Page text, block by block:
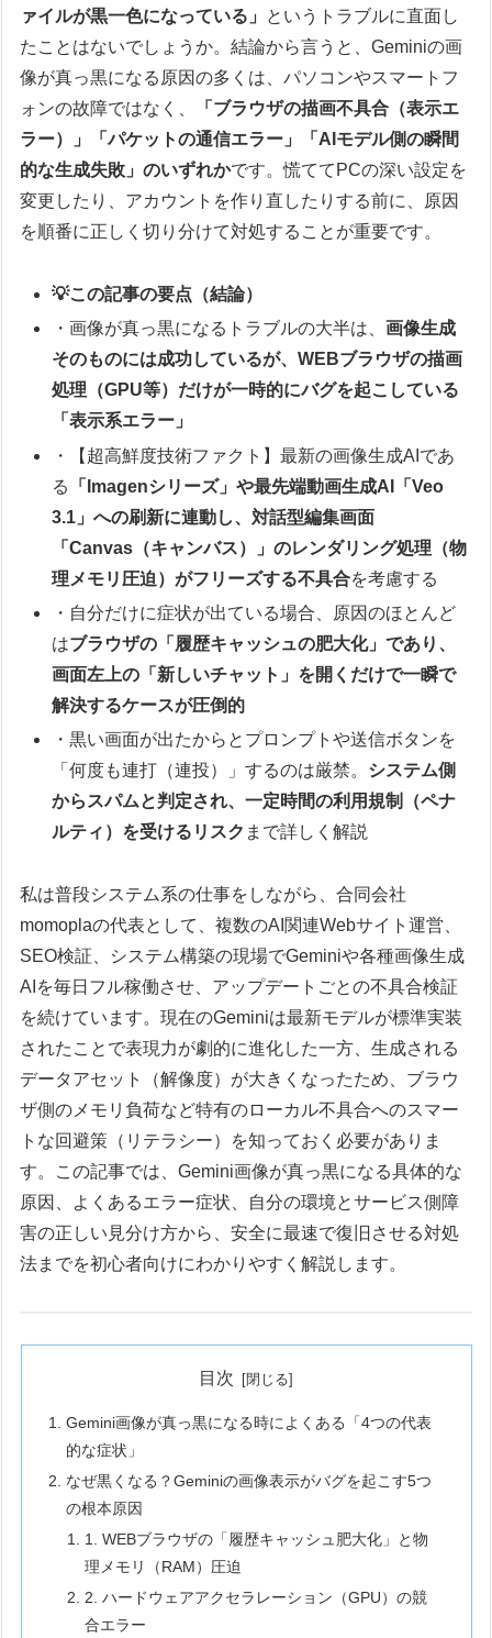
ァイルが黒一色になっている」
というトラブルに直面し
たことはないでしょうか。結論から言うと、Geminiの画
像が真っ黒になる原因の多くは、パソコンやスマートフ
ォンの故障ではなく、
「ブラウザの描画不具合（表示エ
ラー）」「パケットの通信エラー」「AIモデル側の瞬間
的な生成失敗」のいずれかです。慌ててPCの深い設定を
変更したり、アカウントを作り直したりする前に、原因
を順番に正しく切り分けて対処することが重要です。
💡この記事の要点（結論）
・画像が真っ黒になるトラブルの大半は、画像生成
そのものには成功しているが、WEBブラウザの描画
処理（GPU等）だけが一時的にバグを起こしている
「表示系エラー」
・【超高鮮度技術ファクト】最新の画像生成AIであ
る
「Imagenシリーズ」や最先端動画生成AI「Veo
3.1」への刷新に連動し、対話型編集画面
「Canvas（キャンバス）」のレンダリング処理（物
理メモリ圧迫）がフリーズする不具合を考慮する
・自分だけに症状が出ている場合、原因のほとんど
はブラウザの「履歴キャッシュの肥大化」であり、
画面左上の「新しいチャット」を開くだけで一瞬で
解決するケースが圧倒的
・黒い画面が出たからとプロンプトや送信ボタンを
「何度も連打（連投）」するのは厳禁。 システム側
からスパムと判定され、一定時間の利用規制（ペナ
ルティ）を受けるリスク まで詳しく解説
私は普段システム系の仕事をしながら、合同会社
momoplaの代表として、複数のAI関連Webサイト運営、
SEO検証、システム構築の現場でGeminiや各種画像生成
AIを毎日フル稼働させ、アップデートごとの不具合検証
を続けています。現在のGeminiは最新モデルが標準実装
されたことで表現力が劇的に進化した一方、生成される
データアセット（解像度）が大きくなったため、ブラウ
ザ側のメモリ負荷など特有のローカル不具合へのスマー
トな回避策（リテラシー）を知っておく必要がありま
す。この記事では、Gemini画像が真っ黒になる具体的な
原因、よくあるエラー症状、自分の環境とサービス側障
害の正しい見分け方から、安全に最速で復旧させる対処
法までを初心者向けにわかりやすく解説します。
目次
Gemini画像が真っ黒になる時によくある「4つの代表
的な症状」
なぜ黒くなる？Geminiの画像表示がバグを起こす5つ
の根本原因
1. WEBブラウザの「履歴キャッシュ肥大化」と物
理メモリ（RAM）圧迫
2. ハードウェアアクセラレーション（GPU）の競
合エラー